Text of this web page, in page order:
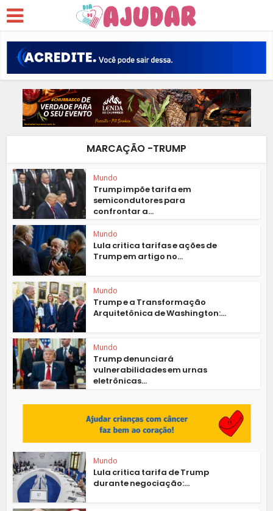
MARCAÇÃO -TRUMP
Mundo
Trump impõe tarifa em
semicondutores para
confrontar a...
Mundo
Lula critica tarifas e ações de
Trump em artigo no...
Mundo
Trump e a Transformação
Arquitetônica de Washington:...
Mundo
Trump denunciará
vulnerabilidades em urnas
eletrônicas...
Mundo
Lula critica tarifa de Trump
durante negociação:...